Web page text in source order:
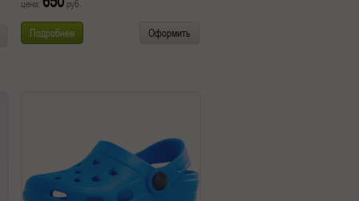
цена: руб.
Подробнее Оформить